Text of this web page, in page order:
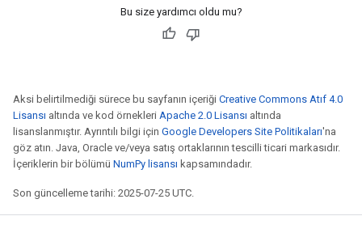
Bu size yardımcı oldu mu?
Aksi belirtilmediği sürece bu sayfanın içeriği Creative Commons Atıf 4.0
Lisansı altında ve kod örnekleri Apache 2.0 Lisansı altında
lisanslanmıştır. Ayrıntılı bilgi için Google Developers Site Politikaları'na
göz atın. Java, Oracle ve/veya satış ortaklarının tescilli ticari markasıdır.
İçeriklerin bir bölümü NumPy lisansı kapsamındadır.
Son güncelleme tarihi: 2025-07-25 UTC.